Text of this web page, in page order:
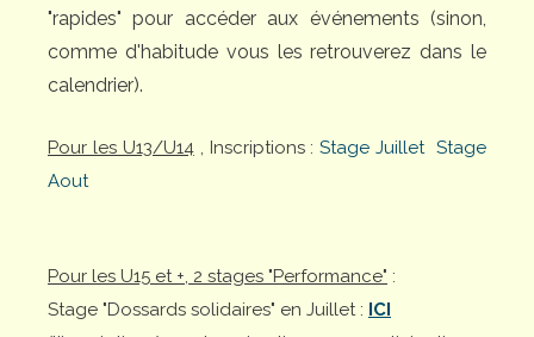
"rapides" pour accéder aux événements (sinon,
comme d'habitude vous les retrouverez dans le
calendrier).
Pour les U13/U14, Inscriptions :Stage Juillet Stage
Aout
Pour les U15 et +, 2 stages "Performance" :
Stage "Dossards solidaires" en Juillet : ICI